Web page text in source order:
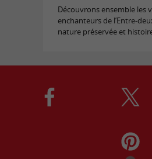
Découvrons ensemble les
enchanteurs de l’Entre-
nature préservée et